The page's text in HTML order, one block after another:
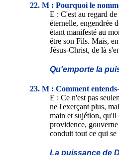
22. M : Pourquoi le
E : C'est au regard
éternelle, engendrée
étant manifesté au
être son Fils. Mais,
Jésus-Christ, de là
Qu'emporte la
23. M : Comment
E : Ce n'est pas
ne l'exerçant plus,
main et sujétion, qu'il
providence,
conduit tout ce qui
La puissance de